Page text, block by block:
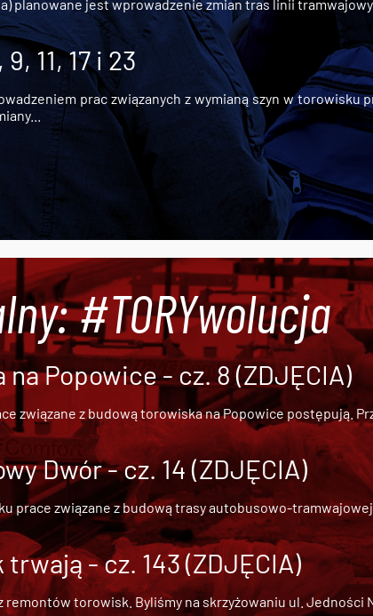
planowane jest wprowadzenie zmian tras linii
11, 17 i 23
prac związanych z wymianą szyn w
#TORYwolucja
Popowice - cz. 8 (ZDJĘCIA)
związane z budową torowiska na Popowice postępują.
Dwór - cz. 14 (ZDJĘCIA)
prace związane zbudową trasy autobusowo-
- cz. 143 (ZDJĘCIA)
torowisk. Byliśmy na skrzyżowaniu ul. Jedności